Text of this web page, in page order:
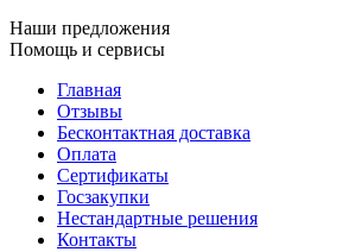
Наши предложения
Помощь и сервисы
Главная
Отзывы
Бесконтактная доставка
Оплата
Сертификаты
Госзакупки
Нестандартные решения
Контакты